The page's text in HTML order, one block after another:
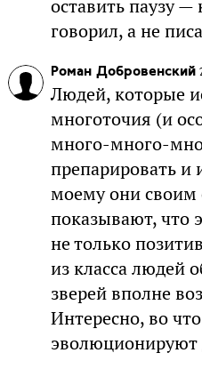
оставить паузу —
говорил, а не
Роман Добровенский
Людей, которые
многоточия (и
много-много-
препарировать и
моему они своим
показывают, что
не только
из класса людей
зверей вполне
Интересно, во
эволюционируют